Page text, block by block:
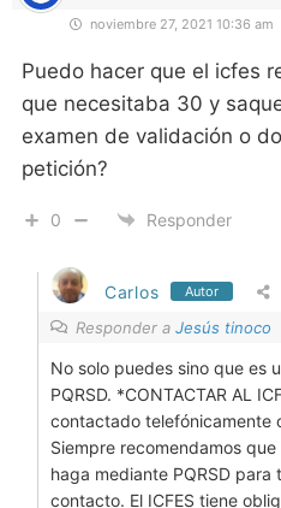
noviembre 27, 2021 10:36 am
Puedo hacer que el icfes
que necesitaba 30 y
examen de validación o
petición?
0 Responder
Carlos Autor
Responder a Jesús tinoco
No solo puedes sino que es
PQRSD. *CONTACTAR AL
contactado telefónicamente
Siempre recomendamos
haga mediante PQRSD
contacto. El ICFES tiene